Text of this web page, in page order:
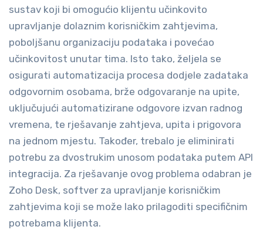
sustav koji bi omogućio klijentu učinkovito
upravljanje dolaznim korisničkim zahtjevima,
poboljšanu organizaciju podataka i povećao
učinkovitost unutar tima. Isto tako, željela se
osigurati automatizacija procesa dodjele zadataka
odgovornim osobama, brže odgovaranje na upite,
uključujući automatizirane odgovore izvan radnog
vremena, te rješavanje zahtjeva, upita i prigovora
na jednom mjestu. Također, trebalo je eliminirati
potrebu za dvostrukim unosom podataka putem API
integracija. Za rješavanje ovog problema odabran je
Zoho Desk, softver za upravljanje korisničkim
zahtjevima koji se može lako prilagoditi specifičnim
potrebama klijenta.